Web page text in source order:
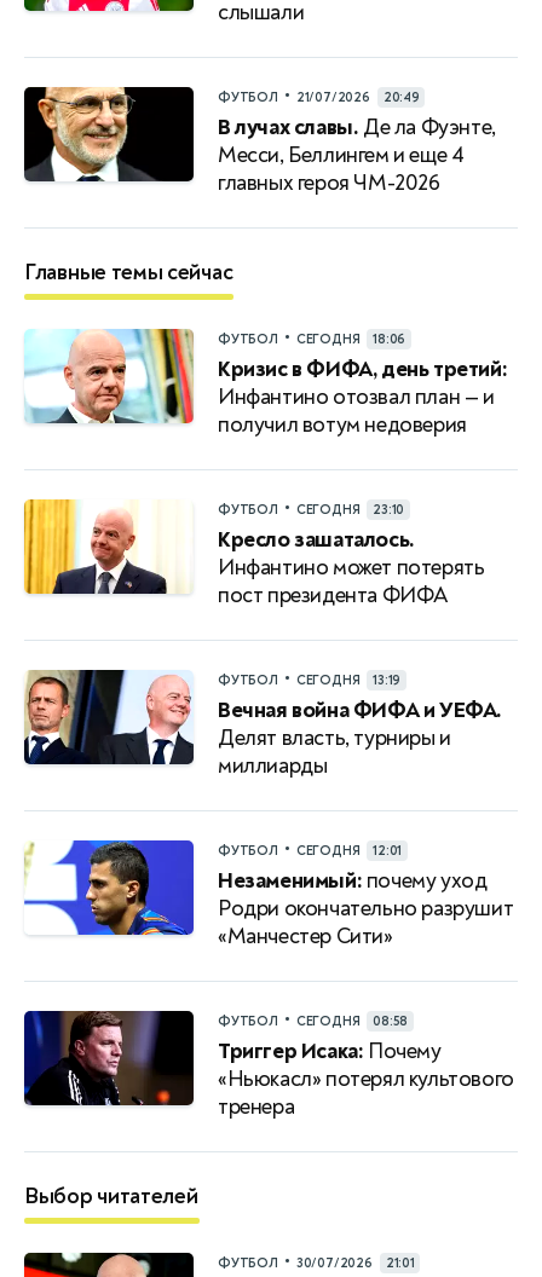
слышали
ФУТБОЛ • 21/07/2026 20:49
В лучах славы. Де ла Фуэнте,
Месси, Беллингем и еще 4
главных героя ЧМ-2026
Главные темы сейчас
ФУТБОЛ • СЕГОДНЯ 18:06
Кризис в ФИФА, день третий:
Инфантино отозвал план — и
получил вотум недоверия
ФУТБОЛ • СЕГОДНЯ 23:10
Кресло зашаталось.
Инфантино может потерять
пост президента ФИФА
ФУТБОЛ • СЕГОДНЯ 13:19
Вечная война ФИФА и УЕФА.
Делят власть, турниры и
миллиарды
ФУТБОЛ • СЕГОДНЯ 12:01
Незаменимый: почему уход
Родри окончательно разрушит
«Манчестер Сити»
ФУТБОЛ • СЕГОДНЯ 08:58
Триггер Исака: Почему
«Ньюкасл» потерял культового
тренера
Выбор читателей
ФУТБОЛ • 30/07/2026 21:01